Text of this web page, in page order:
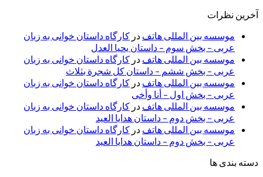
آخرین نظرات
موسسه بین المللی هاتف در کارگاه داستان خوانی به زبان
عربی – بخش سوم – داستان یحیا العدل
موسسه بین المللی هاتف در کارگاه داستان خوانی به زبان
عربی – بخش ششم – داستان کل شجرة بثلاث
موسسه بین المللی هاتف در کارگاه داستان خوانی به زبان
عربی – بخش اول – أنا وأخی
موسسه بین المللی هاتف در کارگاه داستان خوانی به زبان
عربی – بخش دوم – داستان هدایا العید
موسسه بین المللی هاتف در کارگاه داستان خوانی به زبان
عربی – بخش دوم – داستان هدایا العید
دسته بندی ها